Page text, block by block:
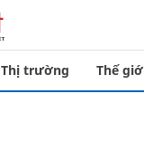
Thị trường Thế